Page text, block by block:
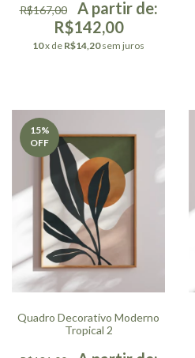
R$167,00
R$142,00
10x de R$14,20 sem juros
15%
OFF
Quadro Decorativo Moderno
Tropical 2